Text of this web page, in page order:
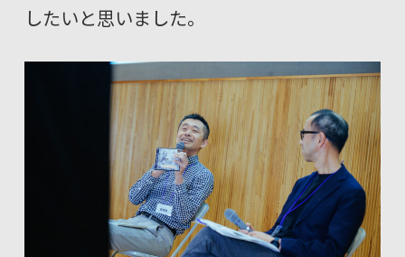
したいと思いました。